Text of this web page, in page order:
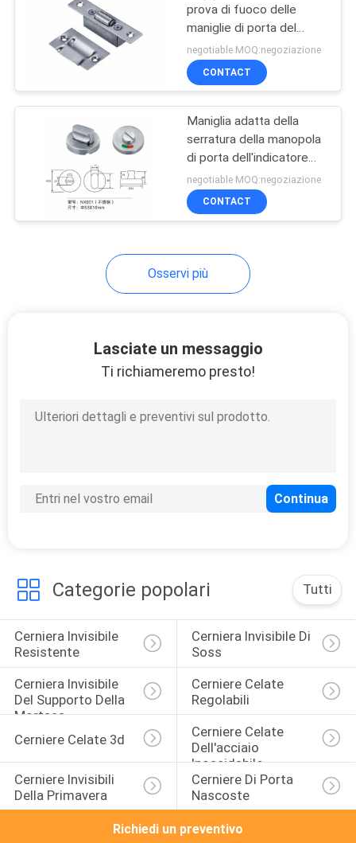
Cerniere celate
dell'acciaio
inossidabile
Cerniere invisibili
Cerniere di porta
nascoste
del piano
16
Cerniere di porta
quadrate
13
prova di fuoco delle
maniglie di porta del
Governo del fermo della
porta dell'acciaio
inossidabile anti
negotiable MOQ:negoziazione
CONTACT
Maniglia adatta della
serratura della manopola
di porta dell'indicatore
dell'acciaio inossidabile
dell'hardware della porta
degli ss 304
negotiable MOQ:negoziazione
CONTACT
Osservi più
Lasciate un messaggio
Ti richiameremo presto!
Categorie popolari Tutti
Cerniera Invisibile
Resistente
Cerniera Invisibile Di
Soss
Cerniera Invisibile
Del Supporto Della
Mortasa
Cerniere Celate
Regolabili
Cerniere Celate 3d
Cerniere Celate
Dell'acciaio
Inossidabile
Cerniere Invisibili
Della Primavera
Cerniere Di Porta
Nascoste
Richiedi un preventivo